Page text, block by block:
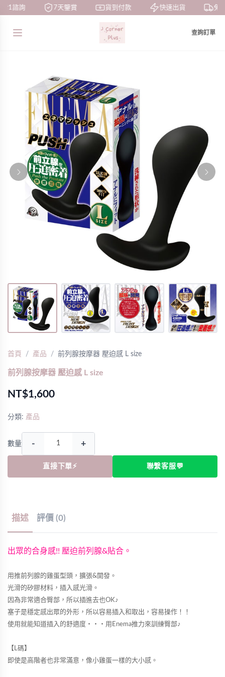
1諮詢 7天鑒賞 貨到付款 快速出貨 免
查詢訂單
首頁 產品 前列腺按摩器 壓迫感 L size
前列腺按摩器 壓迫感 L size
NT$1,600
分類: 產品
數量 - +
直接下單⚡ 聯繫客服💬
描述 評價 (0)
出眾的合身感!! 壓迫前列腺&貼合。
用推前列腺的雞蛋型頭，擴張&開發。
光滑的矽膠材料，插入感光滑。
因為非常適合臀部，所以插進去也OK♪
塞子是穩定感出眾的外形，所以容易插入和取出，容易操作！！
使用就能知道插入的舒適度・・・用Enema推力來訓練臀部♪
【L碼】
即使是高階者也非常滿意，像小雞蛋一樣的大小感。